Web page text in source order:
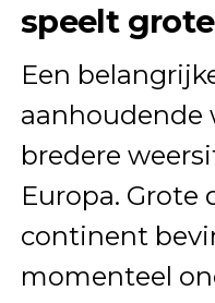
speelt
Een
aanhoudende
bredere
Europa. Grote
continent
momenteel